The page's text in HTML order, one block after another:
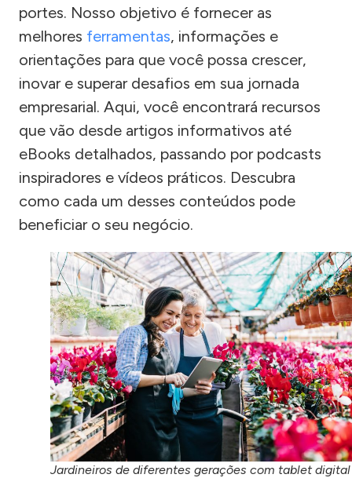
portes. Nosso objetivo é fornecer as
melhores ferramentas, informações e
orientações para que você possa crescer,
inovar e superar desafios em sua jornada
empresarial. Aqui, você encontrará recursos
que vão desde artigos informativos até
eBooks detalhados, passando por podcasts
inspiradores e vídeos práticos. Descubra
como cada um desses conteúdos pode
beneficiar o seu negócio.
Jardineiros de diferentes gerações com tablet digital